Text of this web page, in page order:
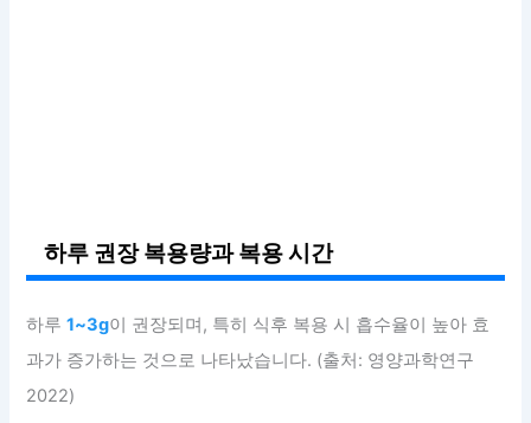
하루 권장 복용량과 복용 시간
하루1~3g이 권장되며, 특히 식후 복용 시 흡수율이 높아 효
과가 증가하는 것으로 나타났습니다. (출처: 영양과학연구
2022)